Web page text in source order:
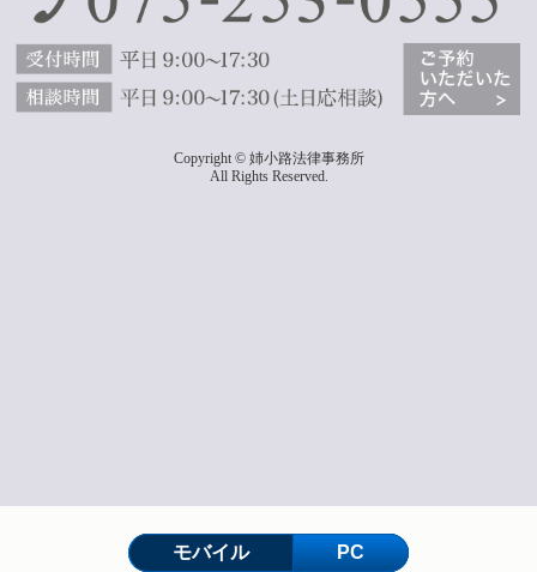
Copyright © 姉小路法律事務所
All Rights Reserved.
モバイル PC